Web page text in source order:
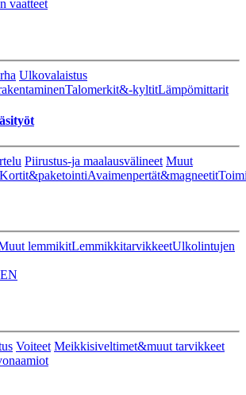
vaatteet
Ulkovalaistus
Talomerkit&-kyltitLämpömittarit
Piirustus-ja maalausvälineet Muut
Kortit&paketointiAvaimenpertät&magneetit
lemmikitLemmikkitarvikkeetUlkolintujen
Voiteet Meikkisiveltimet&muut tarvikkeet